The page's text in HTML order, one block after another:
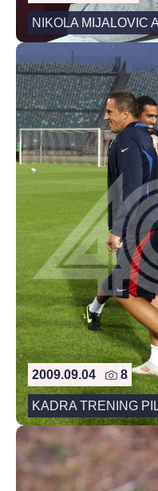
NIKOLA MIJALOVIC
2009.09.04 8
KADRA TRENING